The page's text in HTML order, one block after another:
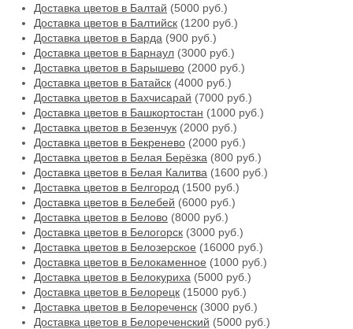
Доставка цветов в Балтай (5000 руб.)
Доставка цветов в Балтийск (1200 руб.)
Доставка цветов в Барда (900 руб.)
Доставка цветов в Барнаул (3000 руб.)
Доставка цветов в Барышево (2000 руб.)
Доставка цветов в Батайск (4000 руб.)
Доставка цветов в Бахчисарай (7000 руб.)
Доставка цветов в Башкортостан (1000 руб.)
Доставка цветов в Безенчук (2000 руб.)
Доставка цветов в Бекренево (2000 руб.)
Доставка цветов в Белая Берёзка (800 руб.)
Доставка цветов в Белая Калитва (1600 руб.)
Доставка цветов в Белгород (1500 руб.)
Доставка цветов в Белебей (6000 руб.)
Доставка цветов в Белово (8000 руб.)
Доставка цветов в Белогорск (3000 руб.)
Доставка цветов в Белозерское (16000 руб.)
Доставка цветов в Белокаменное (1000 руб.)
Доставка цветов в Белокуриха (5000 руб.)
Доставка цветов в Белорецк (15000 руб.)
Доставка цветов в Белореченск (3000 руб.)
Доставка цветов в Белореченский (5000 руб.)